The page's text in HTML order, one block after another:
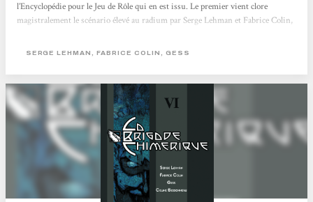
l’Encyclopédie pour le Jeu de Rôle qui en est issu. Le premier vient clore
magistralement le scénario élevé au radium par Serge Lehman et Fabrice Colin,
publié aux éditions L’Atalante. Pour ceux qui auraient eu la malchance de
SERGE LEHMAN, FABRICE COLIN, GESS